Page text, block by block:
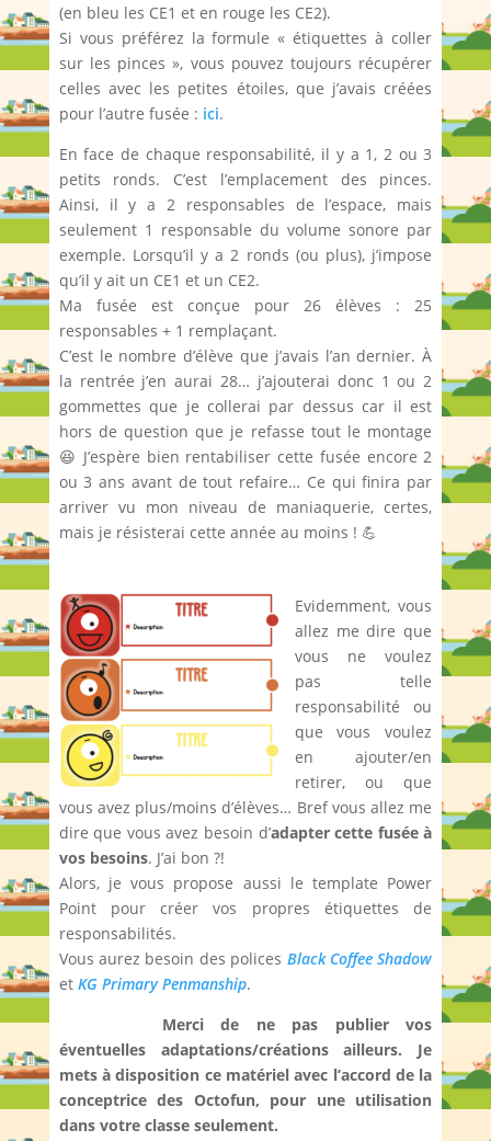
(en bleu les CE1 et en rouge les CE2).
Si vous préférez la formule « étiquettes à coller
sur les pinces », vous pouvez toujours récupérer
celles avec les petites étoiles, que j’avais créées
pour l’autre fusée : ici.
En face de chaque responsabilité, il y a 1, 2 ou 3
petits ronds. C’est l’emplacement des pinces.
Ainsi, il y a 2 responsables de l’espace, mais
seulement 1 responsable du volume sonore par
exemple. Lorsqu’il y a 2 ronds (ou plus), j’impose
qu’il y ait un CE1 et un CE2.
Ma fusée est conçue pour 26 élèves : 25
responsables + 1 remplaçant.
C’est le nombre d’élève que j’avais l’an dernier. À
la rentrée j’en aurai 28… j’ajouterai donc 1 ou 2
gommettes que je collerai par dessus car il est
hors de question que je refasse tout le montage
😆 J’espère bien rentabiliser cette fusée encore 2
ou 3 ans avant de tout refaire… Ce qui finira par
arriver vu mon niveau de maniaquerie, certes,
mais je résisterai cette année au moins ! 💪
Evidemment, vous
allez me dire que
vous ne voulez
pas telle
responsabilité ou
que vous voulez
en ajouter/en
retirer, ou que
vous avez plus/moins d’élèves… Bref vous allez me
dire que vous avez besoin d’adapter cette fusée à
vos besoins. J’ai bon ?!
Alors, je vous propose aussi le template Power
Point pour créer vos propres étiquettes de
responsabilités.
Vous aurez besoin des polices Black Coffee Shadow
et KG Primary Penmanship.
Merci de ne pas publier vos
éventuelles adaptations/créations ailleurs. Je
mets à disposition ce matériel avec l’accord de la
conceptrice des Octofun, pour une utilisation
dans votre classe seulement.